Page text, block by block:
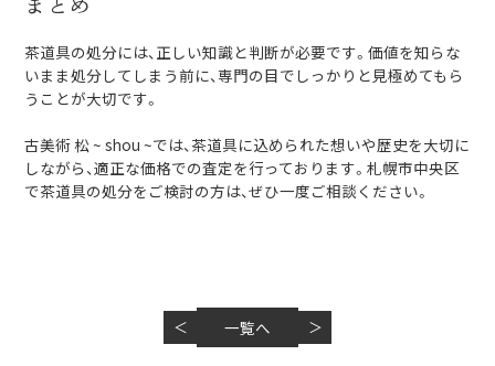
茶道具の処分には、正しい知識と判断が必要です。価値を知らな
いまま処分してしまう前に、専門の目でしっかりと見極めてもら
うことが大切です。
古美術 松 ~ shou ~では、茶道具に込められた想いや歴史を大切に
しながら、適正な価格での査定を行っております。札幌市中央区
で茶道具の処分をご検討の方は、ぜひ一度ご相談ください。
＜ 一覧へ ＞